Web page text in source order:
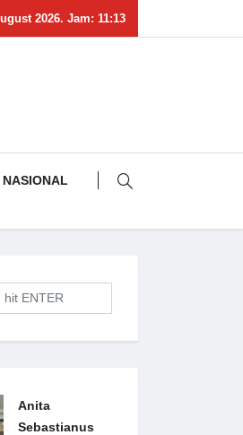
2026. Jam: 11:13
NASIONAL
Anita
Sebastianus